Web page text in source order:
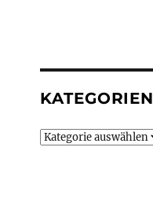
KATEGORIEN
Kategorien